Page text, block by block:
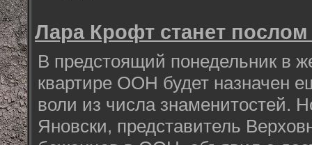
Лара Крофт станет
В предстоящий понедельник в
квартире ООН будет назначен
воли из числа знаменитостей.
Яновски, представитель